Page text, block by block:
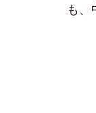
も、